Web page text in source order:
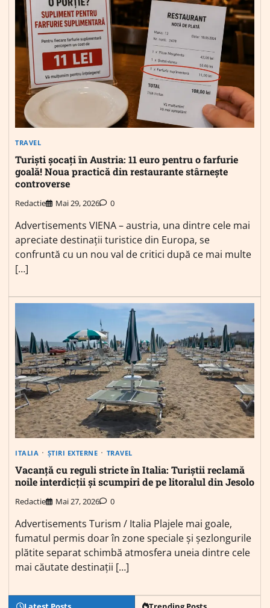
TRAVEL
Turiști șocați în Austria: 11 euro pentru o farfurie
goală! Noua practică din restaurante stârnește
controverse
Redactie Mai 29, 2026 0
Advertisements VIENA – austria, una dintre cele mai
apreciate destinații turistice din Europa, se
confruntă cu un nou val de critici după ce mai multe
[…]
ITALIA ȘTIRI EXTERNE TRAVEL
Vacanță cu reguli stricte în Italia: Turiștii reclamă
noile interdicții și scumpiri de pe litoralul din Jesolo
Redactie Mai 27, 2026 0
Advertisements Turism / Italia Plajele mai goale,
fumatul permis doar în zone speciale și șezlongurile
plătite separat schimbă atmosfera uneia dintre cele
mai căutate destinații […]